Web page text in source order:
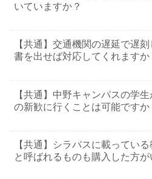
いていますか？
【共通】交通機関の遅延で遅
書を出せば対応してくれますか
【共通】中野キャンパスの学
の新歓に行くことは可能ですか
【共通】シラバスに載ってい
と呼ばれるものも購入した方が